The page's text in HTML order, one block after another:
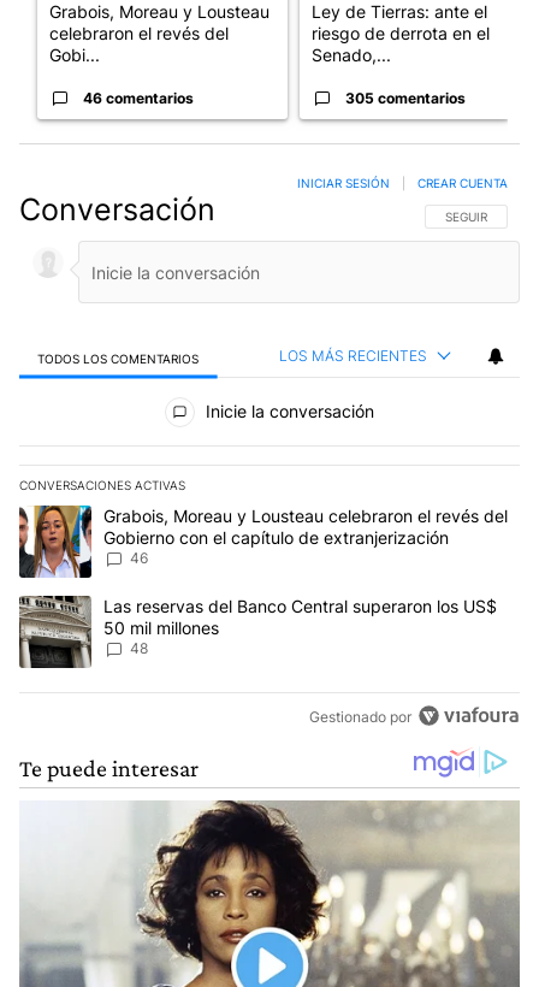
Grabois, Moreau y Lousteau
celebraron el revés del
Gobi...
46 comentarios
Ley de Tierras: ante el
riesgo de derrota en el
Senado,...
305 comentarios
Conversación SIGA ESTA
SEGUIR
INICIAR SESIÓN CREAR CUENTA
TODOS LOS COMENTARIOS LOS MÁS RECIENTES
Todos los comentarios
Inicie la conversación
CONVERSACIONES ACTIVAS
Este listado muestra los artículos con más comentarios en los
Un artículo de tendencia con el título "Grabois, Moreau y
Grabois, Moreau y Lousteau celebraron el revés del
Gobierno con el capítulo de extranjerización
46
Un artículo de tendencia con el título "Las reservas del Banco
Las reservas del Banco Central superaron los US$
50 mil millones
48
Gestionado por